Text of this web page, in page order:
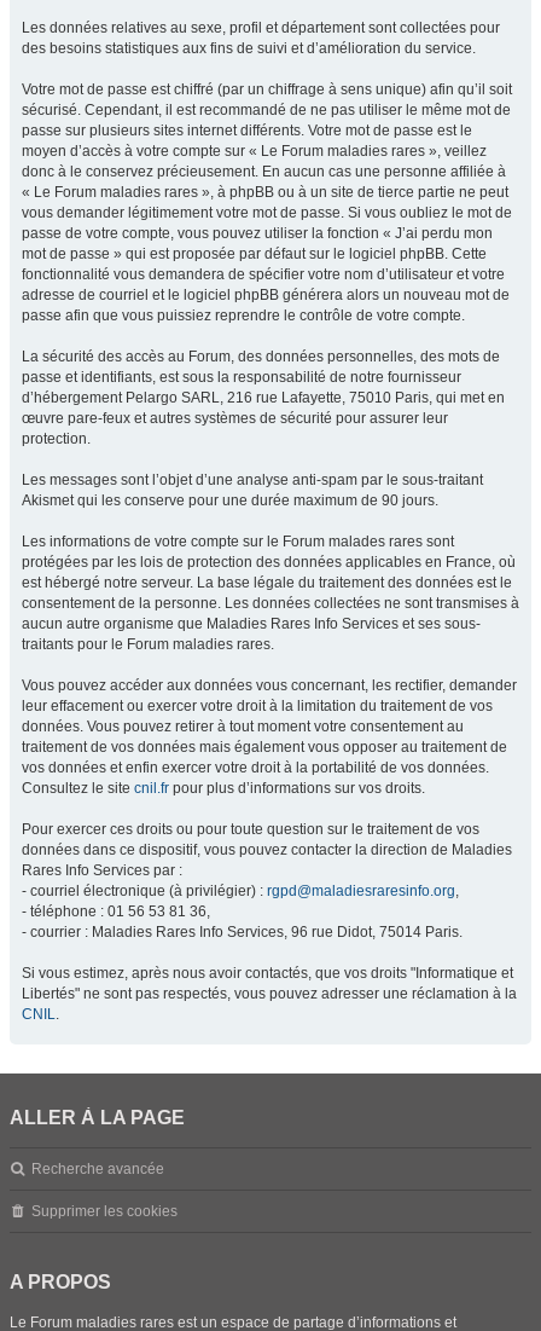
Les données relatives au sexe, profil et département sont collectées pour
des besoins statistiques aux fins de suivi et d’amélioration du service.
Votre mot de passe est chiffré (par un chiffrage à sens unique) afin qu’il soit
sécurisé. Cependant, il est recommandé de ne pas utiliser le même mot de
passe sur plusieurs sites internet différents. Votre mot de passe est le
moyen d’accès à votre compte sur « Le Forum maladies rares », veillez
donc à le conservez précieusement. En aucun cas une personne affiliée à
« Le Forum maladies rares », à phpBB ou à un site de tierce partie ne peut
vous demander légitimement votre mot de passe. Si vous oubliez le mot de
passe de votre compte, vous pouvez utiliser la fonction « J’ai perdu mon
mot de passe » qui est proposée par défaut sur le logiciel phpBB. Cette
fonctionnalité vous demandera de spécifier votre nom d’utilisateur et votre
adresse de courriel et le logiciel phpBB générera alors un nouveau mot de
passe afin que vous puissiez reprendre le contrôle de votre compte.
La sécurité des accès au Forum, des données personnelles, des mots de
passe et identifiants, est sous la responsabilité de notre fournisseur
d’hébergement Pelargo SARL, 216 rue Lafayette, 75010 Paris, qui met en
œuvre pare-feux et autres systèmes de sécurité pour assurer leur
protection.
Les messages sont l’objet d’une analyse anti-spam par le sous-traitant
Akismet qui les conserve pour une durée maximum de 90 jours.
Les informations de votre compte sur le Forum malades rares sont
protégées par les lois de protection des données applicables en France, où
est hébergé notre serveur. La base légale du traitement des données est le
consentement de la personne. Les données collectées ne sont transmises à
aucun autre organisme que Maladies Rares Info Services et ses sous-
traitants pour le Forum maladies rares.
Vous pouvez accéder aux données vous concernant, les rectifier, demander
leur effacement ou exercer votre droit à la limitation du traitement de vos
données. Vous pouvez retirer à tout moment votre consentement au
traitement de vos données mais également vous opposer au traitement de
vos données et enfin exercer votre droit à la portabilité de vos données.
Consultez le site cnil.fr pour plus d’informations sur vos droits.
Pour exercer ces droits ou pour toute question sur le traitement de vos
données dans ce dispositif, vous pouvez contacter la direction de Maladies
Rares Info Services par :
- courriel électronique (à privilégier) : rgpd@maladiesraresinfo.org,
- téléphone : 01 56 53 81 36,
- courrier : Maladies Rares Info Services, 96 rue Didot, 75014 Paris.
Si vous estimez, après nous avoir contactés, que vos droits "Informatique et
Libertés" ne sont pas respectés, vous pouvez adresser une réclamation à la
CNIL.
ALLER À LA PAGE
Recherche avancée
Supprimer les cookies
A PROPOS
Le Forum maladies rares est un espace de partage d’informations et